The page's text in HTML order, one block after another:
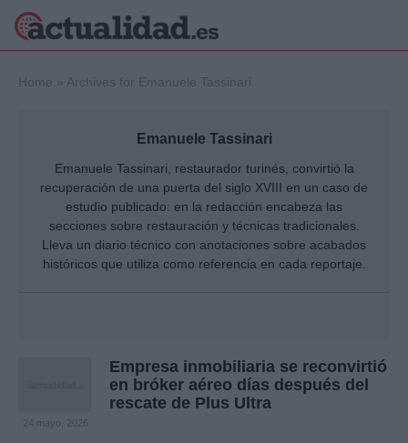
Política
Crónica
Economía
Ciencia y
Tecnología
Deportes
Salud y Bienestar
Musica
Home » Archives for Emanuele Tassinari
Emanuele Tassinari
Emanuele Tassinari, restaurador turinés, convirtió la
recuperación de una puerta del siglo XVIII en un caso de
estudio publicado: en la redacción encabeza las
secciones sobre restauración y técnicas tradicionales.
Lleva un diario técnico con anotaciones sobre acabados
históricos que utiliza como referencia en cada reportaje.
Empresa inmobiliaria se reconvirtió
en bróker aéreo días después del
rescate de Plus Ultra
24 mayo, 2026